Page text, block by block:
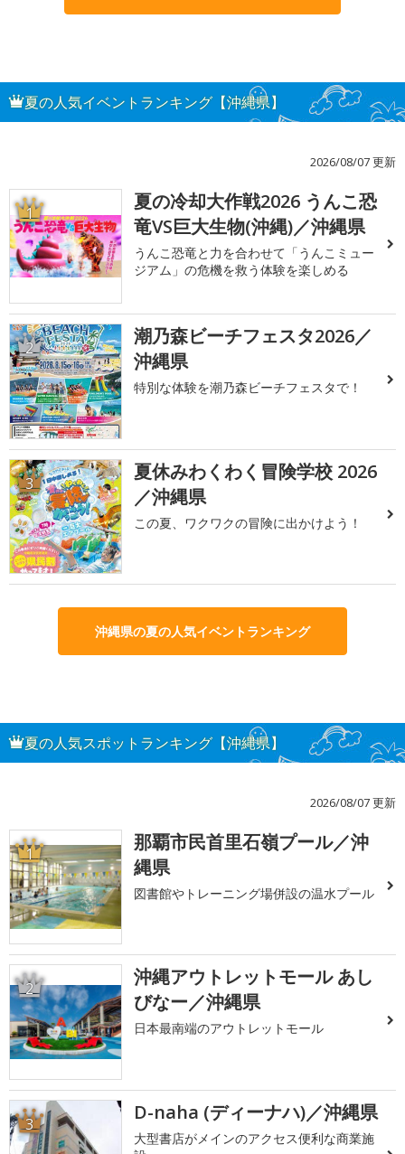
夏の人気イベントランキング【沖縄県】
2026/08/07 更新
1
夏の冷却大作戦2026 うんこ恐
竜VS巨大生物(沖縄)／沖縄県
うんこ恐竜と力を合わせて「うんこミュー
ジアム」の危機を救う体験を楽しめる
2
潮乃森ビーチフェスタ2026／
沖縄県
特別な体験を潮乃森ビーチフェスタで！
3
夏休みわくわく冒険学校 2026
／沖縄県
この夏、ワクワクの冒険に出かけよう！
沖縄県の夏の人気イベントランキング
夏の人気スポットランキング【沖縄県】
2026/08/07 更新
1
那覇市民首里石嶺プール／沖
縄県
図書館やトレーニング場併設の温水プール
2
沖縄アウトレットモール あし
びなー／沖縄県
日本最南端のアウトレットモール
3 D-naha (ディーナハ)／沖縄県
大型書店がメインのアクセス便利な商業施